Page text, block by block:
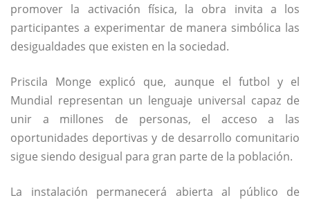
promover la activación física, la obra invita a los
participantes a experimentar de manera simbólica las
desigualdades que existen en la sociedad.
Priscila Monge explicó que, aunque el futbol y el
Mundial representan un lenguaje universal capaz de
unir a millones de personas, el acceso a las
oportunidades deportivas y de desarrollo comunitario
sigue siendo desigual para gran parte de la población.
La instalación permanecerá abierta al público de